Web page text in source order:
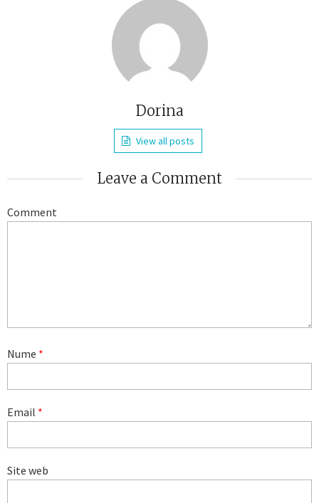
Dorina
View all posts
Leave a Comment
Comment
Nume *
Email *
Site web